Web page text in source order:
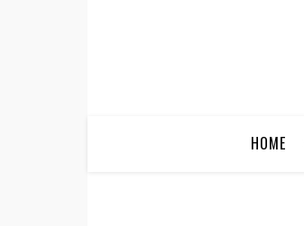
HOME